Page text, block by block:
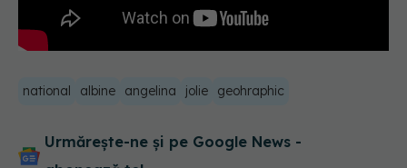
national albine angelina jolie geohraphic
Urmărește-ne și pe Google News -